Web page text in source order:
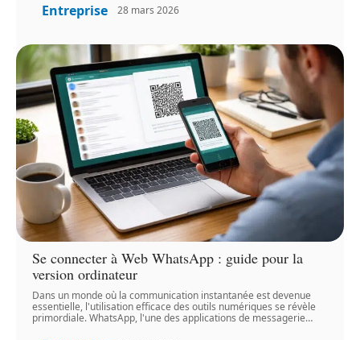
Entreprise 28 mars 2026
Se connecter à Web WhatsApp : guide pour la
version ordinateur
Dans un monde où la communication instantanée est devenue
essentielle, l'utilisation efficace des outils numériques se révèle
primordiale. WhatsApp, l'une des applications de messagerie…